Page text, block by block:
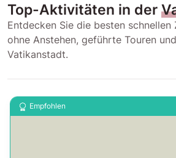
Top-Aktivitäten in der
Entdecken Sie die besten schnellen
ohne Anstehen, geführte Touren
Vatikanstadt.
Empfohlen